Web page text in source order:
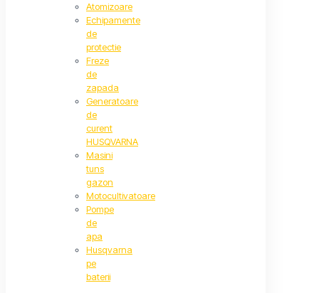
Atomizoare
Echipamente
de
protectie
Freze
de
zapada
Generatoare
de
curent
HUSQVARNA
Masini
tuns
gazon
Motocultivatoare
Pompe
de
apa
Husqvarna
pe
baterii